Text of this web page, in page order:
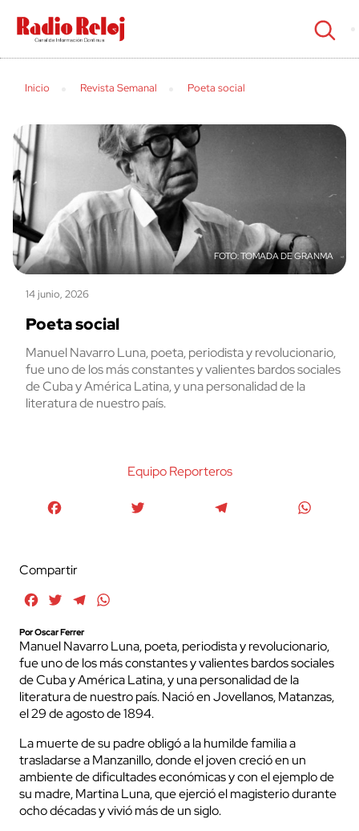
cerrar
Inicio Revista Semanal Poeta social
TOMADA DE GRANMA
14 junio, 2026
Poeta social
Manuel Navarro Luna, poeta, periodista y revolucionario,
fue uno de los más constantes y valientes bardos sociales
de Cuba y América Latina, y una personalidad de la
literatura de nuestro país.
Equipo Reporteros
Compartir
FacebookTwitterTelegram
Por Oscar Ferrer
Manuel Navarro Luna, poeta, periodista y revolucionario,
fue uno de los más constantes y valientes bardos sociales
de Cuba y América Latina, y una personalidad de la
literatura de nuestro país. Nació en Jovellanos, Matanzas,
el 29 de agosto de 1894.
La muerte de su padre obligó a la humilde familia a
trasladarse a Manzanillo, donde el joven creció en un
ambiente de dificultades económicas y con el ejemplo de
su madre, Martina Luna, que ejerció el magisterio durante
ocho décadas y vivió más de un siglo.